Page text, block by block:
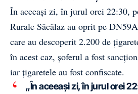
În aceeași zi, în jurul orei 22:30,
Rurale Săcălaz au oprit pe
care au descoperit 2.200 de
în acest caz, șoferul a fost
iar țigaretele au fost confiscate.
„În aceeași zi, în jurul orei